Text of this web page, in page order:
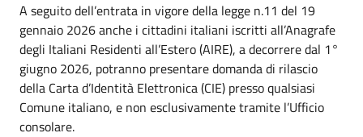
A seguito dell’entrata in vigore della legge n.11 del 19
gennaio 2026 anche i cittadini italiani iscritti all’Anagrafe
degli Italiani Residenti all’Estero (AIRE), a decorrere dal 1°
giugno 2026, potranno presentare domanda di rilascio
della Carta d’Identità Elettronica (CIE) presso qualsiasi
Comune italiano, e non esclusivamente tramite l’Ufficio
consolare.